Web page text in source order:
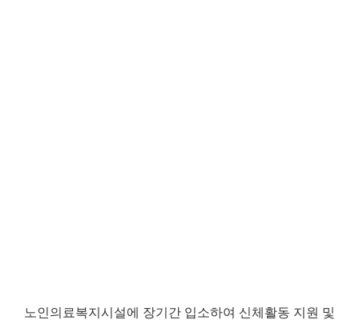
노인의료복지시설에 장기간 입소하여 신체활동 지원 및